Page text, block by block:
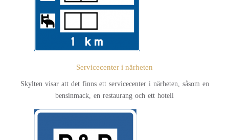
Servicecenter i närheten
Skylten visar att det finns ett servicecenter i närheten, såsom en
bensinmack, en restaurang och ett hotell